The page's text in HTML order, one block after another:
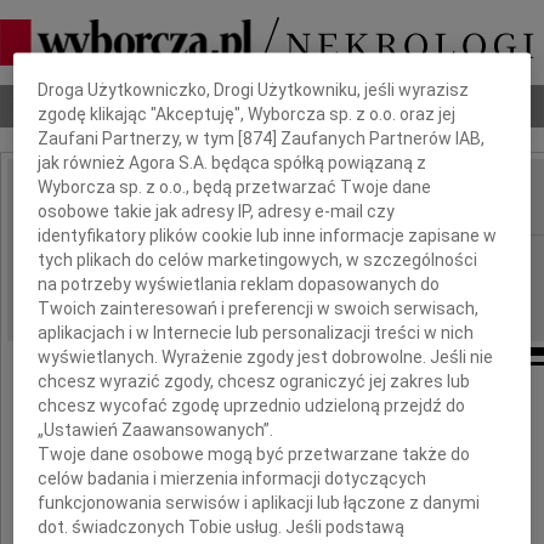
Nekrologi Odeszli Poradnik pogrzebowy
IMIĘ I NAZWISKO:
REGION: Lublin
DATA EMISJI: 08.04.2010
Pani
Halinie Zień
wyrazy szczerego współczucia
z powodu śmierci
Dbamy o Twoją prywatność
Droga Użytkowniczko, Drogi Użytkowniku, jeśli wyrazisz
zgodę klikając "Akceptuję", Wyborcza sp. z o.o. oraz jej
Zaufani Partnerzy, w tym [874 ] Zaufanych Partnerów IAB,
jak również Agora S.A. będąca spółką powiązaną z
Wyborcza sp. z o.o., będą przetwarzać Twoje dane
osobowe takie jak adresy IP, adresy e-mail czy
identyfikatory plików cookie lub inne informacje zapisane w
tych plikach do celów marketingowych, w szczególności
na potrzeby wyświetlania reklam dopasowanych do
Twoich zainteresowań i preferencji w swoich serwisach,
aplikacjach i w Internecie lub personalizacji treści w nich
wyświetlanych. Wyrażenie zgody jest dobrowolne. Jeśli nie
chcesz wyrazić zgody, chcesz ograniczyć jej zakres lub
chcesz wycofać zgodę uprzednio udzieloną przejdź do
„Ustawień Zaawansowanych”.
Twoje dane osobowe mogą być przetwarzane także do
celów badania i mierzenia informacji dotyczących
funkcjonowania serwisów i aplikacji lub łączone z danymi
dot. świadczonych Tobie usług. Jeśli podstawą